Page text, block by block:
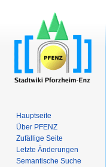
Hauptseite
Über PFENZ
Zufällige Seite
Letzte Änderungen
Semantische Suche